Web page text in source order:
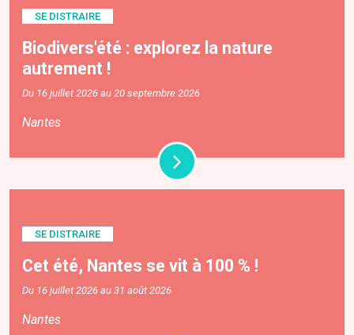
SE DISTRAIRE
Biodivers'été : explorez la nature
autrement !
Du 16 juillet 2026 au 20 septembre 2026
Nantes
SE DISTRAIRE
Cet été, Nantes se vit à 100 % !
Du 16 juillet 2026 au 31 août 2026
Nantes